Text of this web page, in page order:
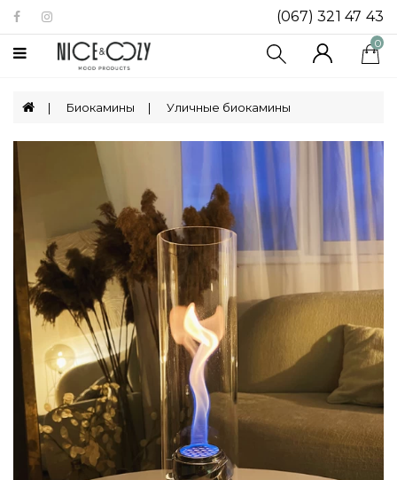
(067) 321 47 43
Категории
Посуда
Декор
Для
Дома
Ящики
Для
Хранения
0
Биокамины Уличные биокамины